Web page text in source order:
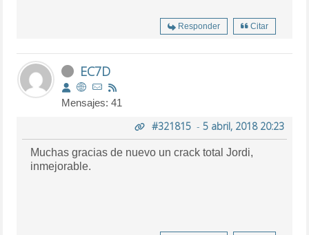
Responder Citar
EC7D
Mensajes: 41
#321815- 5 abril, 2018 20:23
Muchas gracias de nuevo un crack total Jordi,
inmejorable.